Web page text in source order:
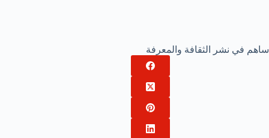
ساهم في نشر الثقافة والمعرفة